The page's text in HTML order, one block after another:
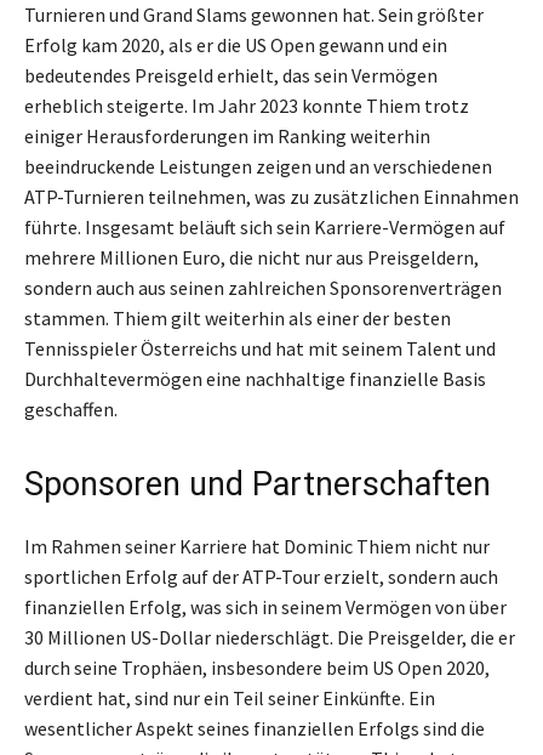
Turnieren und Grand Slams gewonnen hat. Sein größter
Erfolg kam 2020, als er die US Open gewann und ein
bedeutendes Preisgeld erhielt, das sein Vermögen
erheblich steigerte. Im Jahr 2023 konnte Thiem trotz
einiger Herausforderungen im Ranking weiterhin
beeindruckende Leistungen zeigen und an verschiedenen
ATP-Turnieren teilnehmen, was zu zusätzlichen Einnahmen
führte. Insgesamt beläuft sich sein Karriere-Vermögen auf
mehrere Millionen Euro, die nicht nur aus Preisgeldern,
sondern auch aus seinen zahlreichen Sponsorenverträgen
stammen. Thiem gilt weiterhin als einer der besten
Tennisspieler Österreichs und hat mit seinem Talent und
Durchhaltevermögen eine nachhaltige finanzielle Basis
geschaffen.
Sponsoren und Partnerschaften
Im Rahmen seiner Karriere hat Dominic Thiem nicht nur
sportlichen Erfolg auf der ATP-Tour erzielt, sondern auch
finanziellen Erfolg, was sich in seinem Vermögen von über
30 Millionen US-Dollar niederschlägt. Die Preisgelder, die er
durch seine Trophäen, insbesondere beim US Open 2020,
verdient hat, sind nur ein Teil seiner Einkünfte. Ein
wesentlicher Aspekt seines finanziellen Erfolgs sind die